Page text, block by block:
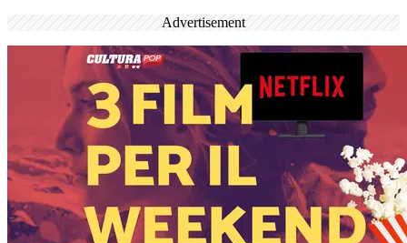
Advertisement